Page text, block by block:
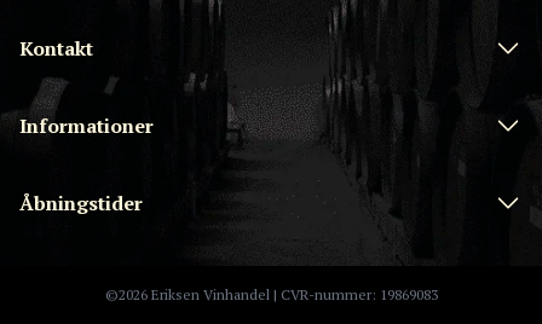
Kontakt
Informationer
Åbningstider
©2026 Eriksen Vinhandel | CVR-nummer: 19869083